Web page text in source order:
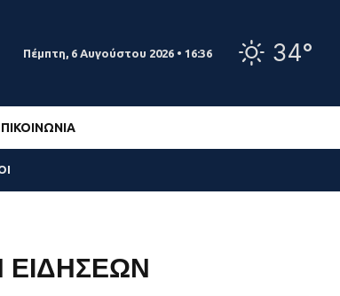
Πέμπτη, 6 Αυγούστου 2026 • 16:36 34°
ΕΙΔΗΣΕΩΝ